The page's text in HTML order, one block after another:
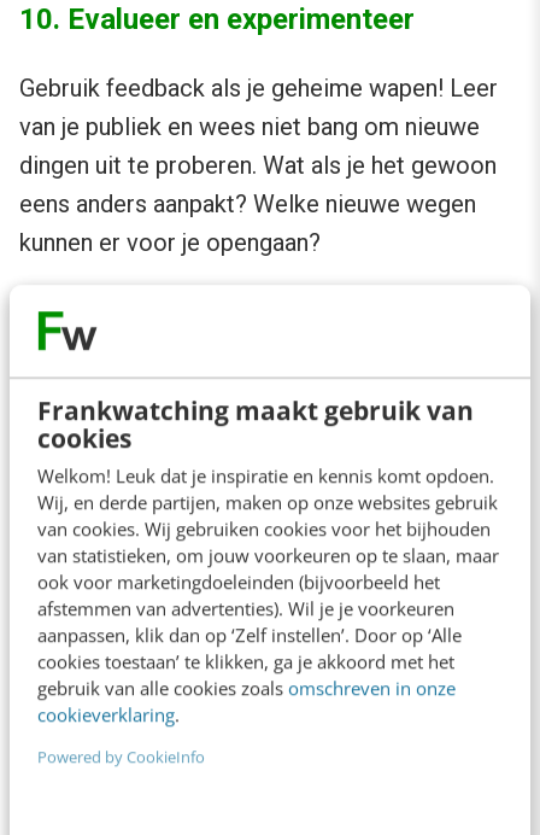
Frankwatching maakt gebruik van
cookies
Welkom! Leuk dat je inspiratie en kennis komt opdoen.
Wij, en derde partijen, maken op onze websites gebruik
van cookies. Wij gebruiken cookies voor het bijhouden
van statistieken, om jouw voorkeuren op te slaan, maar
ook voor marketingdoeleinden (bijvoorbeeld het
afstemmen van advertenties). Wil je je voorkeuren
aanpassen, klik dan op ‘Zelf instellen’. Door op ‘Alle
cookies toestaan’ te klikken, ga je akkoord met het
gebruik van alle cookies zoals omschreven in onze
cookieverklaring.
Powered by CookieInfo
10. Evalueer en experimenteer
Gebruik feedback als je geheime wapen! Leer
van je publiek en wees niet bang om nieuwe
dingen uit te proberen. Wat als je het gewoon
eens anders aanpakt? Welke nieuwe wegen
kunnen er voor je opengaan?
Durf jij jouw verhaal te herzien of
zelfs opnieuw te schrijven?
Het draait allemaal om relevantie, consistentie
en karakter. Of je nu leert van de magie van de
Efteling, de visuele impact van HEMA of de
harmonie van Rituals: jouw website kan een
plek worden die mensen raakt en inspireert.
Laat Google’s updates je niet afschrikken, maar
motiveer ze juist om het beste uit je content te
halen. Want met een verhaal dat klopt, visuals
die spreken en een boodschap die blijft hangen,
ben jij altijd een stap voor.